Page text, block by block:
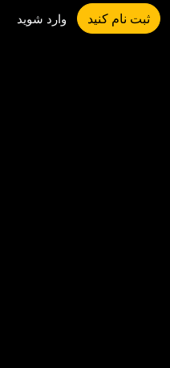
وارد شوید ثبت نام کنید